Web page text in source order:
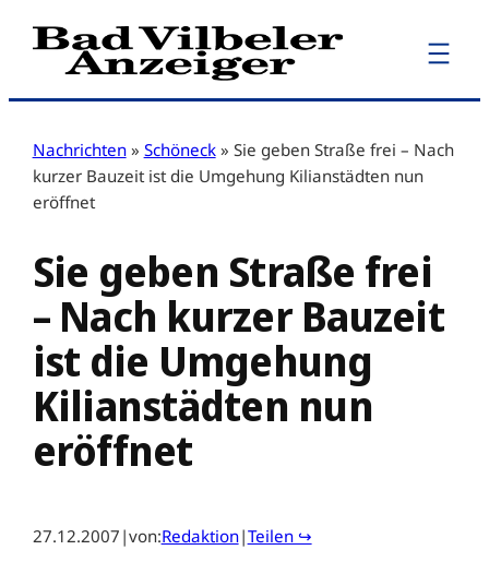
Zum
Inhalt
Nachrichten » Schöneck » Sie geben Straße frei – Nach
kurzer Bauzeit ist die Umgehung Kilianstädten nun
eröffnet
Sie geben Straße frei
– Nach kurzer Bauzeit
ist die Umgehung
Kilianstädten nun
eröffnet
27.12.2007 |von:Redaktion|Teilen ↪